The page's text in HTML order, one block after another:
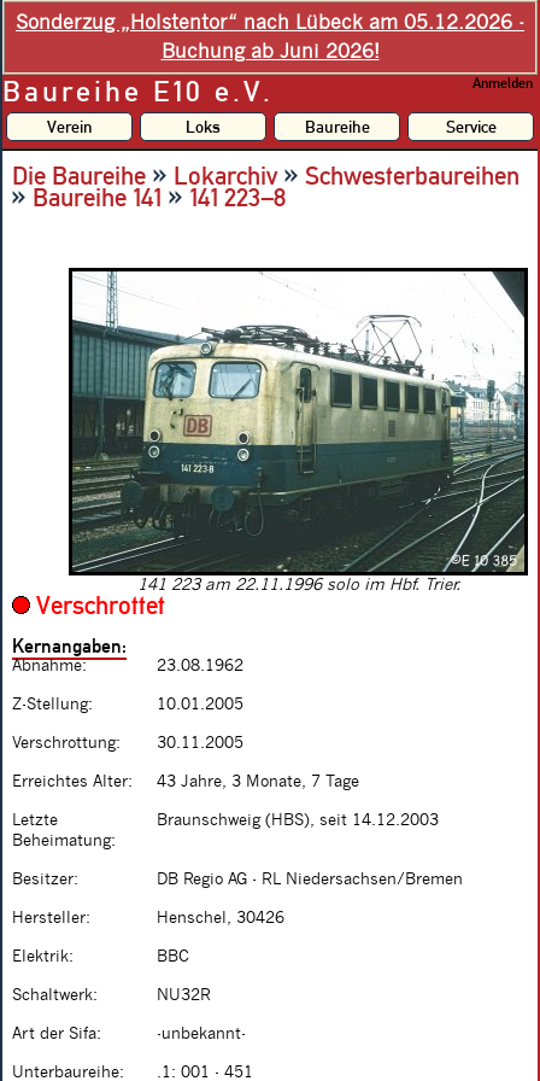
Sonderzug „Holstentor“ nach Lübeck am 05.12.2026 -
Buchung ab Juni 2026!
Baureihe E10 e.V. Anmelden
Verein Loks Baureihe Service
Die Baureihe » Lokarchiv» Schwesterbaureihen
»Baureihe 141 »141 223–8
141 223 am 22.11.1996 solo im Hbf. Trier.
Verschrottet
Kernangaben:
Abnahme: 23.08.1962
Z-Stellung: 10.01.2005
Verschrottung: 30.11.2005
Erreichtes Alter: 43 Jahre, 3 Monate, 7 Tage
Letzte
Beheimatung:
Braunschweig (HBS), seit 14.12.2003
Besitzer: DB Regio AG - RL Niedersachsen/Bremen
Hersteller: Henschel, 30426
Elektrik: BBC
Schaltwerk: NU32R
Art der Sifa: -unbekannt-
Unterbaureihe: .1: 001 - 451